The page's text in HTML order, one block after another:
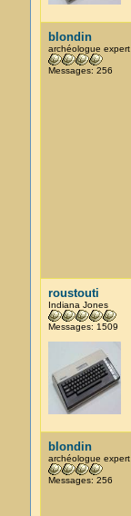
blondin
archéologue expert
Messages: 256
roustouti
Indiana Jones
Messages: 1509
blondin
archéologue expert
Messages: 256